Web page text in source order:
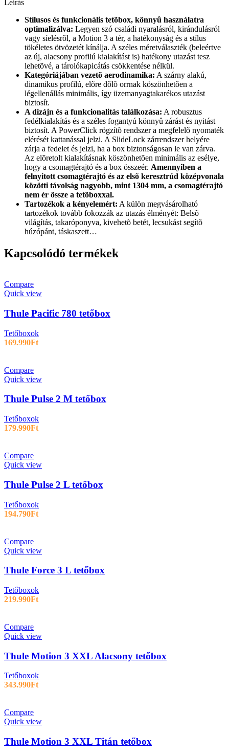
Leírás
Stílusos és funkcionális tetõbox, könnyû használatra
optimalizálva: Legyen szó családi nyaralásról, kirándulásról
vagy síelésrõl, a Motion 3 a tér, a hatékonyság és a stílus
tökéletes ötvözetét kínálja. A széles méretválaszték (beleértve
az új, alacsony profilú kialakítást is) hatékony utazást tesz
lehetõvé, a tárolókapicátás csökkentése nélkül.
Kategóriájában vezetõ aerodinamika: A szárny alakú,
dinamikus profilú, elõre dõlõ orrnak köszönhetõen a
légellenállás minimális, így üzemanyagtakarékos utazást
biztosít.
A dizájn és a funkcionalitás találkozása: A robusztus
fedélkialakítás és a széles fogantyú könnyû zárást és nyitást
biztosít. A PowerClick rögzítõ rendszer a megfelelõ nyomaték
elérését kattanással jelzi. A SlideLock zárrendszer helyére
zárja a fedelet és jelzi, ha a box biztonságosan le van zárva.
Az elõretolt kialakításnak köszönhetõen minimális az esélye,
hogy a csomagtérajtó és a box összeér. Amennyiben a
felnyitott csomagtérajtó és az elsõ keresztrúd középvonala
közötti távolság nagyobb, mint 1304 mm, a csomagtérajtó
nem ér össze a tetõboxxal.
Tartozékok a kényelemért: A külön megvásárolható
tartozékok tovább fokozzák az utazás élményét: Belsõ
világítás, takaróponyva, kivehetõ betét, lecsukást segítõ
húzópánt, táskaszett…
Kapcsolódó termékek
Compare
Quick view
Thule Pacific 780 tetőbox
Tetőboxok
169.990Ft
Compare
Quick view
Thule Pulse 2 M tetőbox
Tetőboxok
179.990Ft
Compare
Quick view
Thule Pulse 2 L tetőbox
Tetőboxok
194.790Ft
Compare
Quick view
Thule Force 3 L tetőbox
Tetőboxok
219.990Ft
Compare
Quick view
Thule Motion 3 XXL Alacsony tetőbox
Tetőboxok
343.990Ft
Compare
Quick view
Thule Motion 3 XXL Titán tetőbox